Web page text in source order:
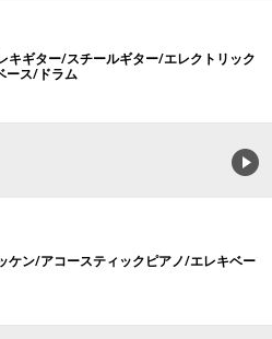
キギター/スチールギター/エレクトリック
ース/ドラム
ケン/アコースティックピアノ/エレキベー